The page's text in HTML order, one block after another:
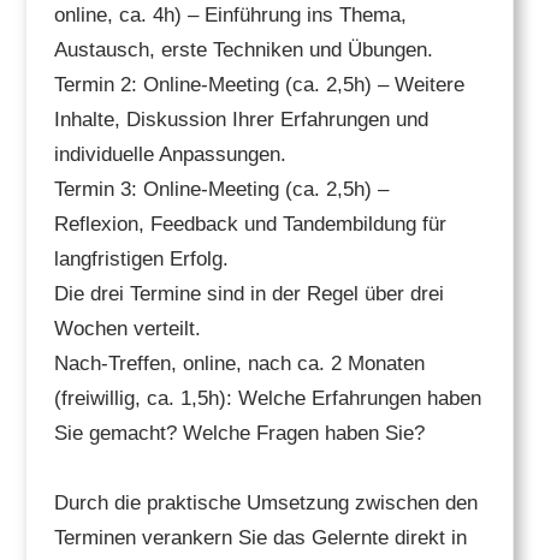
online, ca. 4h) – Einführung ins Thema,
Austausch, erste Techniken und Übungen.
Termin 2: Online-Meeting (ca. 2,5h) – Weitere
Inhalte, Diskussion Ihrer Erfahrungen und
individuelle Anpassungen.
Termin 3: Online-Meeting (ca. 2,5h) –
Reflexion, Feedback und Tandembildung für
langfristigen Erfolg.
Die drei Termine sind in der Regel über drei
Wochen verteilt.
Nach-Treffen, online, nach ca. 2 Monaten
(freiwillig, ca. 1,5h): Welche Erfahrungen haben
Sie gemacht? Welche Fragen haben Sie?
Durch die praktische Umsetzung zwischen den
Terminen verankern Sie das Gelernte direkt in